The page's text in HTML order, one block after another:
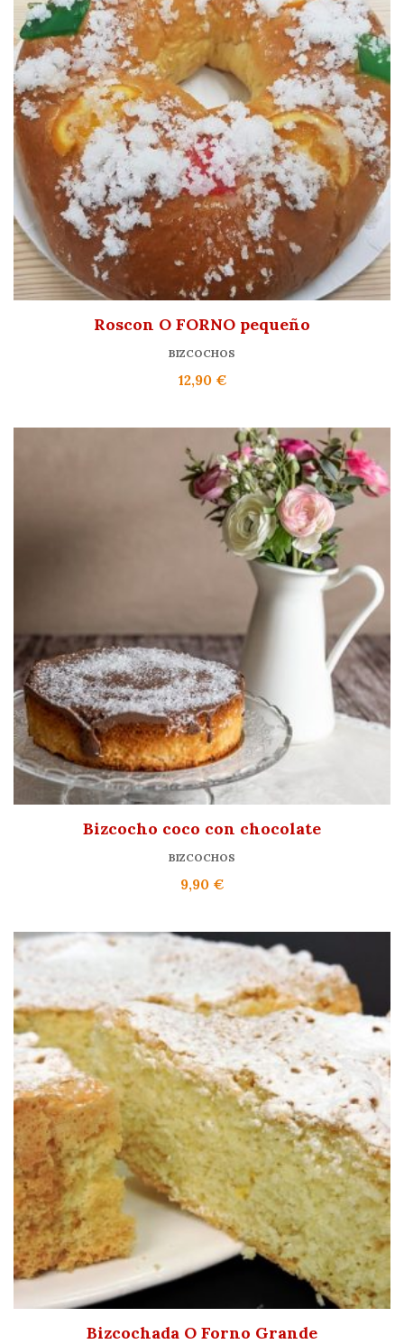
Roscon O FORNO pequeño
BIZCOCHOS
12,90 €
Bizcocho coco con chocolate
BIZCOCHOS
9,90 €
Bizcochada O Forno Grande